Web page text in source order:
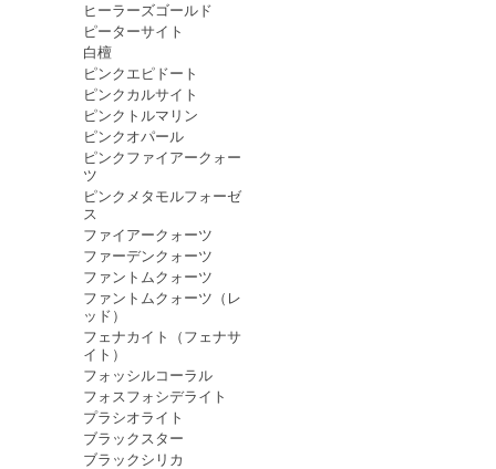
ヒーラーズゴールド
ピーターサイト
白檀
ピンクエピドート
ピンクカルサイト
ピンクトルマリン
ピンクオパール
ピンクファイアークォー
ツ
ピンクメタモルフォーゼ
ス
ファイアークォーツ
ファーデンクォーツ
ファントムクォーツ
ファントムクォーツ（レ
ッド）
フェナカイト（フェナサ
イト）
フォッシルコーラル
フォスフォシデライト
プラシオライト
ブラックスター
ブラックシリカ